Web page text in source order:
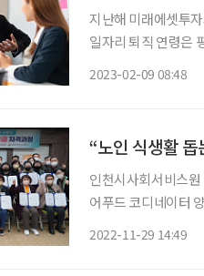
지난해 미래에셋투
일자리 퇴직 연령은
2023-02-09 08:48
“노인 식생활
인천시사회서비스
어푸드 코디네이터
2022-11-29 14:49